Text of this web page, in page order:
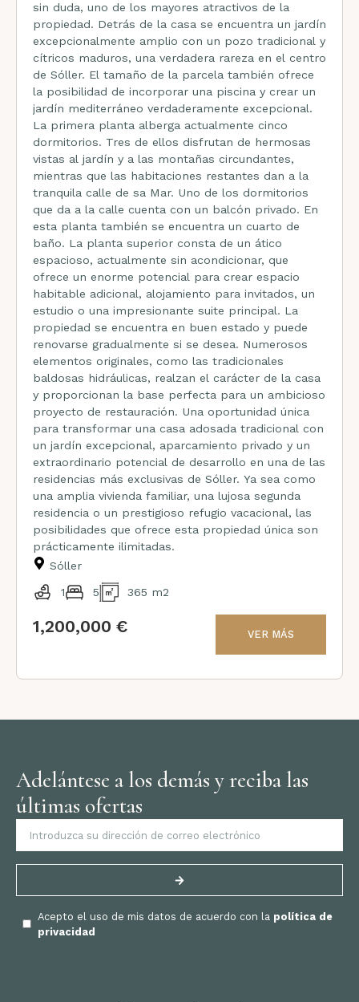
sin duda, uno de los mayores atractivos de la
propiedad. Detrás de la casa se encuentra un jardín
excepcionalmente amplio con un pozo tradicional y
cítricos maduros, una verdadera rareza en el centro
de Sóller. El tamaño de la parcela también ofrece
la posibilidad de incorporar una piscina y crear un
jardín mediterráneo verdaderamente excepcional.
La primera planta alberga actualmente cinco
dormitorios. Tres de ellos disfrutan de hermosas
vistas al jardín y a las montañas circundantes,
mientras que las habitaciones restantes dan a la
tranquila calle de sa Mar. Uno de los dormitorios
que da a la calle cuenta con un balcón privado. En
esta planta también se encuentra un cuarto de
baño. La planta superior consta de un ático
espacioso, actualmente sin acondicionar, que
ofrece un enorme potencial para crear espacio
habitable adicional, alojamiento para invitados, un
estudio o una impresionante suite principal. La
propiedad se encuentra en buen estado y puede
renovarse gradualmente si se desea. Numerosos
elementos originales, como las tradicionales
baldosas hidráulicas, realzan el carácter de la casa
y proporcionan la base perfecta para un ambicioso
proyecto de restauración. Una oportunidad única
para transformar una casa adosada tradicional con
un jardín excepcional, aparcamiento privado y un
extraordinario potencial de desarrollo en una de las
residencias más exclusivas de Sóller. Ya sea como
una amplia vivienda familiar, una lujosa segunda
residencia o un prestigioso refugio vacacional, las
posibilidades que ofrece esta propiedad única son
prácticamente ilimitadas.
Sóller
1 5 365 m2
1,200,000 € VER MÁS
Adelántese a los demás y reciba las
últimas ofertas
Acepto el uso de mis datos de acuerdo con la política de
privacidad